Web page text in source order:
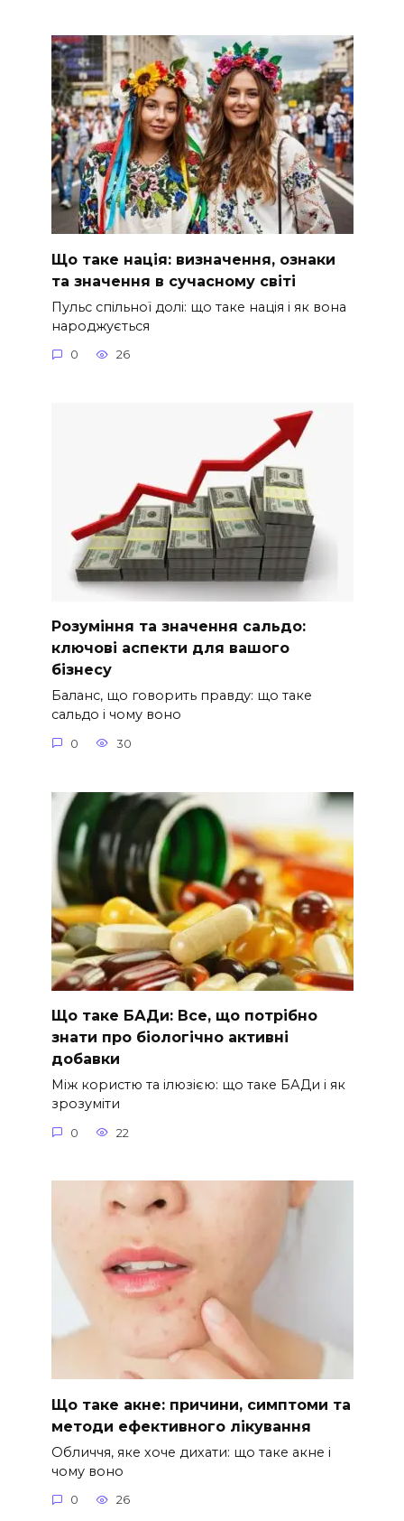
Що таке нація: визначення, ознаки
та значення в сучасному світі
Пульс спільної долі: що таке нація і як вона
народжується
0 26
Розуміння та значення сальдо:
ключові аспекти для вашого
бізнесу
Баланс, що говорить правду: що таке
сальдо і чому воно
0 30
Що таке БАДи: Все, що потрібно
знати про біологічно активні
добавки
Між користю та ілюзією: що таке БАДи і як
зрозуміти
0 22
Що таке акне: причини, симптоми та
методи ефективного лікування
Обличчя, яке хоче дихати: що таке акне і
чому воно
0 26